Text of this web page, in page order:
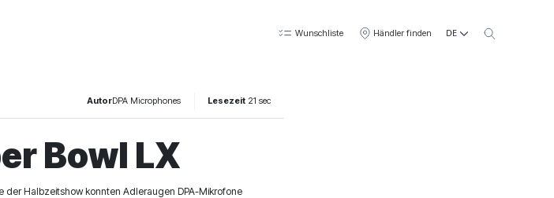
Wunschliste Händler finden DE
AutorDPA Microphones Lesezeit 21 sec
Bowl LX
der Halbzeitshow konnten Adleraugen DPA-Mikrofone